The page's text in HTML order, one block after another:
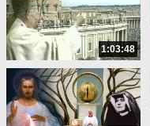
1:03:48